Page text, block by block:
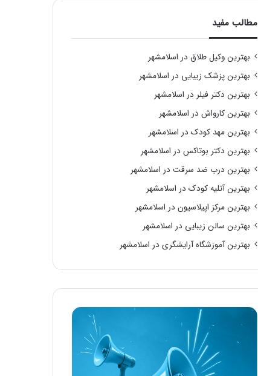
مطالب مفید
بهترین وکیل طلاق در اسلامشهر
بهترین پزشک زیبایی در اسلامشهر
بهترین دکتر فیلر در اسلامشهر
بهترین کارواش در اسلامشهر
بهترین مهد کودک در اسلامشهر
بهترین دکتر بوتاکس در اسلامشهر
بهترین درب ضد سرقت در اسلامشهر
بهترین آتلیه کودک در اسلامشهر
بهترین مرکز اپیلاسیون در اسلامشهر
بهترین سالن زیبایی در اسلامشهر
بهترین آموزشگاه آرایشگری در اسلامشهر